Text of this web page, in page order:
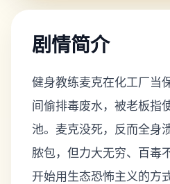
剧情简介
健身教练麦克在化工厂当
间偷排毒废水，被老板指
池。麦克没死，反而全身
脓包，但力大无穷、百毒
开始用生态恐怖主义的方